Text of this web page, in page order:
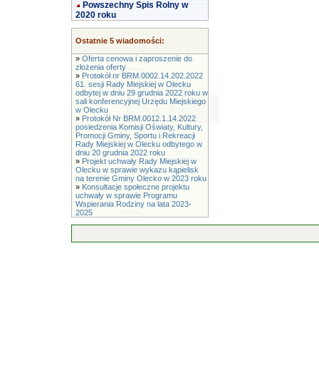
Powszechny Spis Rolny w
2020 roku
Ostatnie 5 wiadomości:
» Oferta cenowa i zaproszenie do
złożenia oferty
» Protokół nr BRM.0002.14.202.2022
61. sesji Rady Miejskiej w Olecku
odbytej w dniu 29 grudnia 2022 roku w
sali konferencyjnej Urzędu Miejskiego
w Olecku
» Protokół Nr BRM.0012.1.14.2022
posiedzenia Komisji Oświaty, Kultury,
Promocji Gminy, Sportu i Rekreacji
Rady Miejskiej w Olecku odbytego w
dniu 20 grudnia 2022 roku
» Projekt uchwały Rady Miejskiej w
Olecku w sprawie wykazu kąpielisk
na terenie Gminy Olecko w 2023 roku
» Konsultacje społeczne projektu
uchwały w sprawie Programu
Wspierania Rodziny na lata 2023-
2025